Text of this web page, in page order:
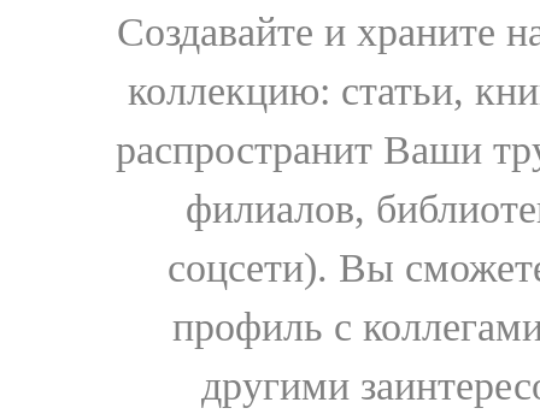
Создавайте и храните
коллекцию: статьи,
распространит Ваши
филиалов,
соцсети). Вы
профиль с
другими